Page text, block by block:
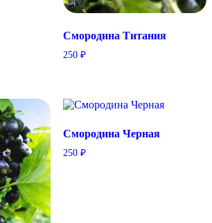
Смородина Титания
250 ₽
Смородина Черная
250 ₽